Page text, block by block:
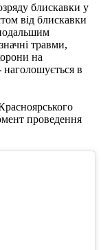
блискавки у
від блискавки
травми,
на
в
проведення